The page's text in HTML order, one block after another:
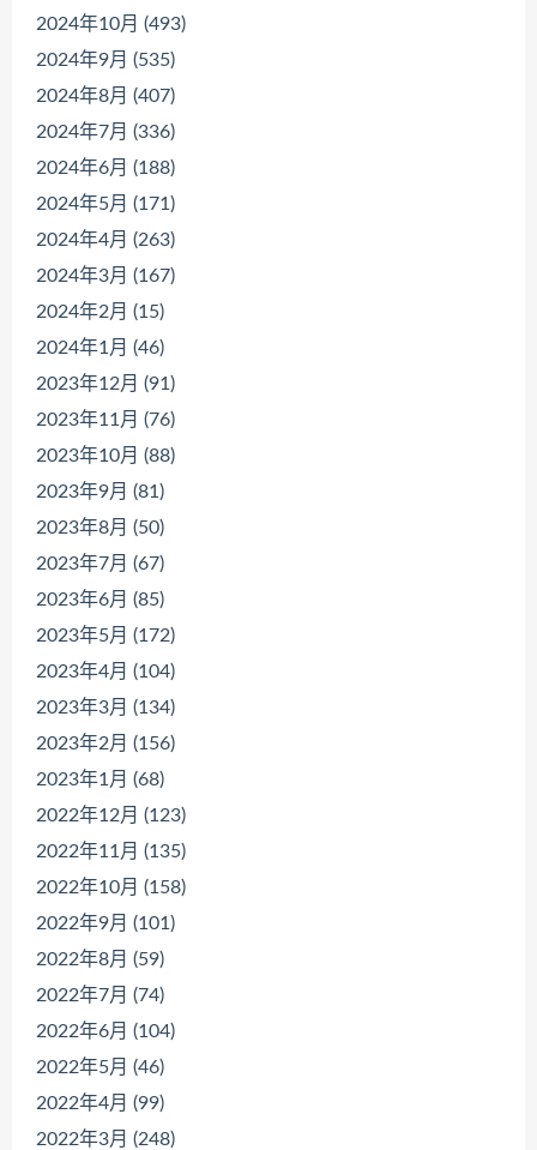
2024年10月 (493)
2024年9月 (535)
2024年8月 (407)
2024年7月 (336)
2024年6月 (188)
2024年5月 (171)
2024年4月 (263)
2024年3月 (167)
2024年2月 (15)
2024年1月 (46)
2023年12月 (91)
2023年11月 (76)
2023年10月 (88)
2023年9月 (81)
2023年8月 (50)
2023年7月 (67)
2023年6月 (85)
2023年5月 (172)
2023年4月 (104)
2023年3月 (134)
2023年2月 (156)
2023年1月 (68)
2022年12月 (123)
2022年11月 (135)
2022年10月 (158)
2022年9月 (101)
2022年8月 (59)
2022年7月 (74)
2022年6月 (104)
2022年5月 (46)
2022年4月 (99)
2022年3月 (248)